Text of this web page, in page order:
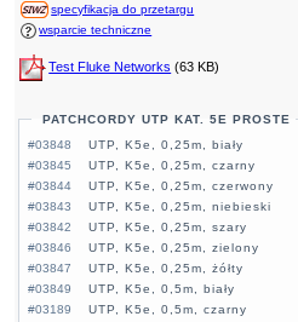
specyfikacja do przetargu
wsparcie techniczne
Test Fluke Networks (63 KB)
PATCHCORDY UTP KAT. 5E PROSTE
#03848
UTP, K5e, 0,25m, biały
#03845
UTP, K5e, 0,25m, czarny
#03844
UTP, K5e, 0,25m, czerwony
#03843
UTP, K5e, 0,25m, niebieski
#03842
UTP, K5e, 0,25m, szary
#03846
UTP, K5e, 0,25m, zielony
#03847
UTP, K5e, 0,25m, żółty
#03849
UTP, K5e, 0,5m, biały
#03189
UTP, K5e, 0,5m, czarny